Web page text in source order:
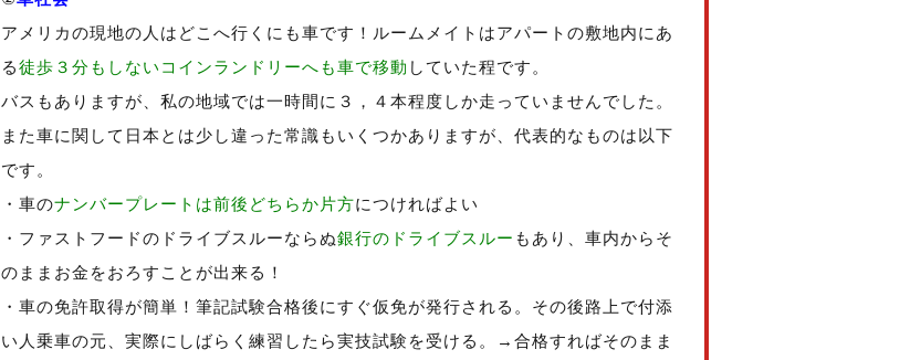
アメリカの現地の人はどこへ行くにも車です！ルームメイトはアパートの敷地内にあ
る徒歩３分もしないコインランドリーへも車で移動 していた程です。
バスもありますが、私の地域では一時間に３，４本程度しか走っていませんでした。
また車に関して日本とは少し違った常識もいくつかありますが、代表的なものは以下
です。
・車のナンバープレートは前後どちらか片方につければよい
・ファストフードのドライブスルーならぬ銀行のドライブスルー もあり、車内からそ
のままお金をおろすことが出来る！
・車の免許取得が簡単！筆記試験合格後にすぐ仮免が発行される。その後路上で付添
い人乗車の元、実際にしばらく練習したら実技試験を受ける。→合格すればそのまま